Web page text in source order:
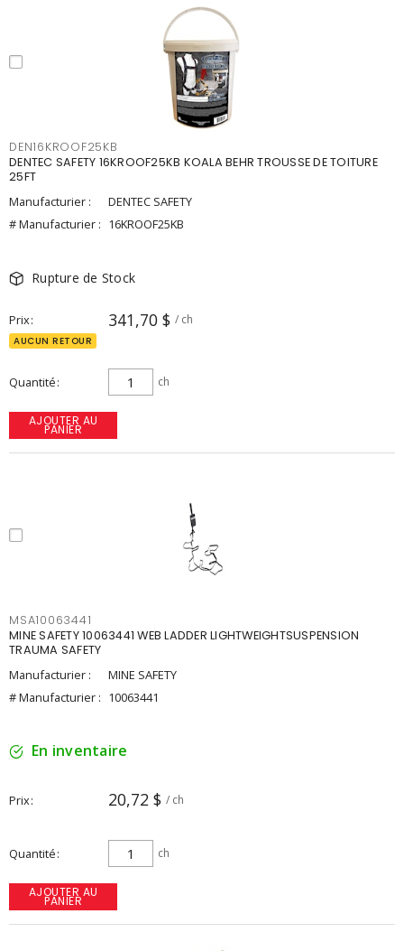
DEN16KROOF25KB
DENTEC SAFETY 16KROOF25KB KOALA BEHR TROUSSE DE TOITURE
25FT
Manufacturier :
DENTEC SAFETY
# Manufacturier : 16KROOF25KB
Rupture de Stock
Prix 341,70 $ / ch
AUCUN RETOUR
Quantité ch
AJOUTER AU
PANIER
MSA10063441
MINE SAFETY 10063441 WEB LADDER LIGHTWEIGHTSUSPENSION
TRAUMA SAFETY
Manufacturier :
MINE SAFETY
# Manufacturier : 10063441
En inventaire
Prix 20,72 $ / ch
Quantité ch
AJOUTER AU
PANIER